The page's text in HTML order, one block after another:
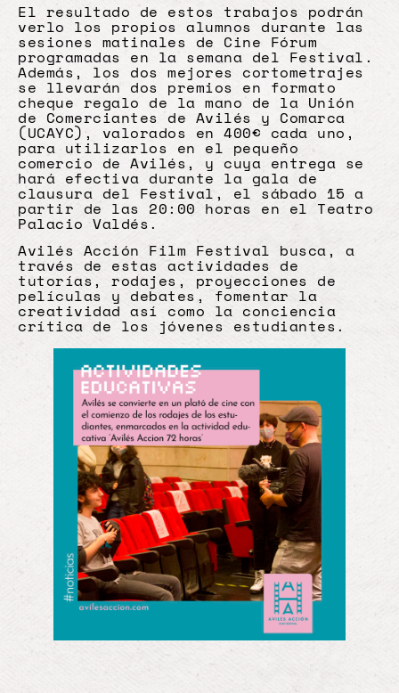
El resultado de estos trabajos podrán
verlo los propios alumnos durante las
sesiones matinales de Cine Fórum
programadas en la semana del Festival.
Además, los dos mejores cortometrajes
se llevarán dos premios en formato
cheque regalo de la mano de la Unión
de Comerciantes de Avilés y Comarca
(UCAYC), valorados en 400€ cada uno,
para utilizarlos en el pequeño
comercio de Avilés, y cuya entrega se
hará efectiva durante la gala de
clausura del Festival, el sábado 15 a
partir de las 20:00 horas en el Teatro
Palacio Valdés.
Avilés Acción Film Festival busca, a
través de estas actividades de
tutorías, rodajes, proyecciones de
películas y debates, fomentar la
creatividad así como la conciencia
crítica de los jóvenes estudiantes.